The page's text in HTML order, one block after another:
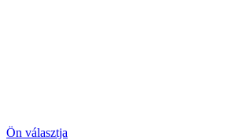
Ön választja